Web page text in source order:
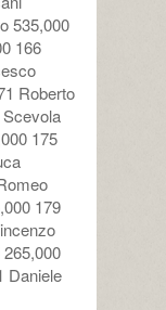
535,000
166
Roberto
175
179
Daniele